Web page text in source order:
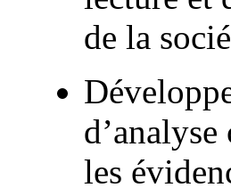
de la
les